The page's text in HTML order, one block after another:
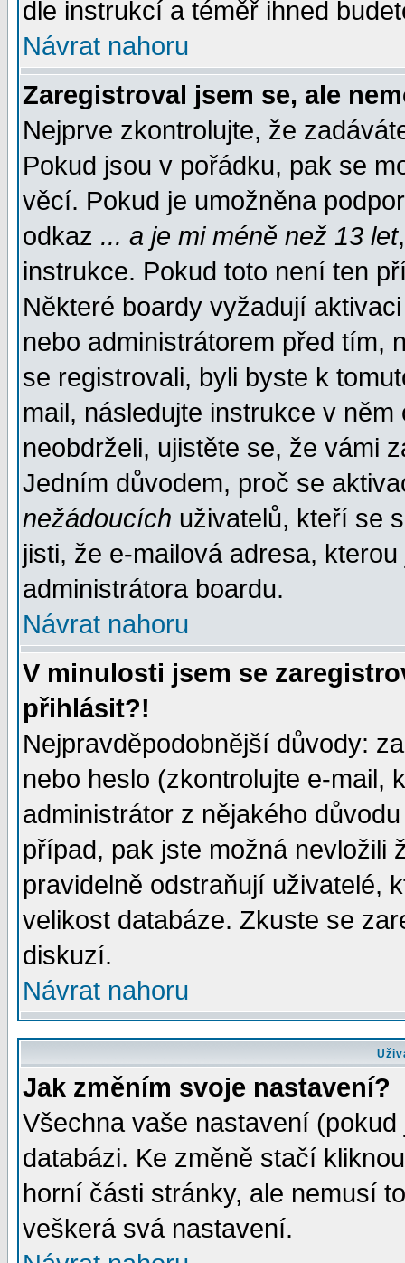
dle instrukcí a téměř ihned
Návrat nahoru
Zaregistroval jsem se, ale
Nejprve zkontrolujte, že
Pokud jsou v pořádku, pak se
věcí. Pokud je umožněna
odkaz ... a je mi méně než 13 let
instrukce. Pokud toto není ten
Některé boardy vyžadují
nebo administrátorem před tím,
se registrovali, byli byste k
mail, následujte instrukce v
neobdrželi, ujistěte se, že vámi
Jedním důvodem, proč se
nežádoucích uživatelů, kteří se
jisti, že e-mailová adresa,
administrátora boardu.
Návrat nahoru
V minulosti jsem se
přihlásit?!
Nejpravděpodobnější důvody:
nebo heslo (zkontrolujte e-mail,
administrátor z nějakého
případ, pak jste možná nevložili
pravidelně odstraňují uživatelé,
velikost databáze. Zkuste se
diskuzí.
Návrat nahoru
Jak změním svoje nastavení?
Všechna vaše nastavení
databázi. Ke změně stačí
horní části stránky, ale nemusí
veškerá svá nastavení.